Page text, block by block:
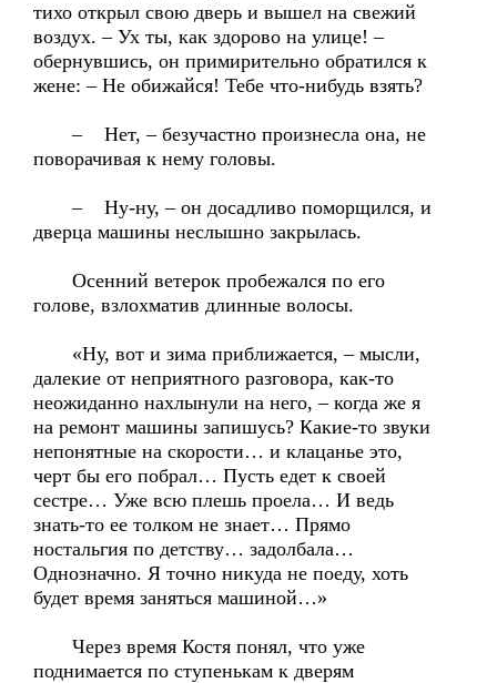
тихо открыл свою дверь и вышел на свежий
воздух. – Ух ты, как здорово на улице! –
обернувшись, он примирительно обратился к
жене: – Не обижайся! Тебе что-нибудь взять?
– Нет, – безучастно произнесла она, не
поворачивая к нему головы.
– Ну-ну, – он досадливо поморщился, и
дверца машины неслышно закрылась.
Осенний ветерок пробежался по его
голове, взлохматив длинные волосы.
«Ну, вот и зима приближается, – мысли,
далекие от неприятного разговора, как-то
неожиданно нахлынули на него, – когда же я
на ремонт машины запишусь? Какие-то звуки
непонятные на скорости… и клацанье это,
черт бы его побрал… Пусть едет к своей
сестре… Уже всю плешь проела… И ведь
знать-то ее толком не знает… Прямо
ностальгия по детству… задолбала…
Однозначно. Я точно никуда не поеду, хоть
будет время заняться машиной…»
Через время Костя понял, что уже
поднимается по ступенькам к дверям